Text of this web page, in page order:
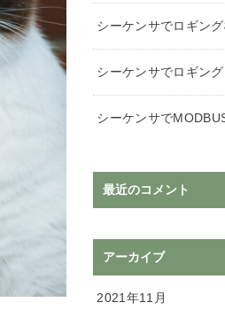
シーケンサでロギン
シーケンサでロギン
シーケンサで
最近のコメント
アーカイブ
2021年11月